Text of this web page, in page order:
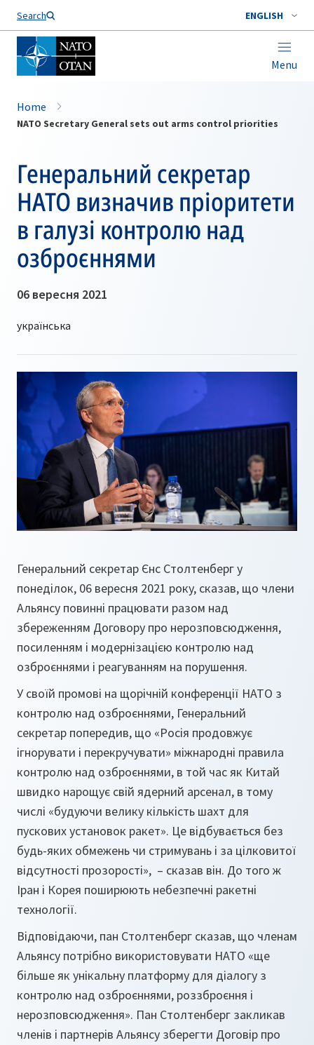
Search ENGLISH
Menu
Home
NATO Secretary General sets out arms control priorities
Генеральний секретар
НАТО визначив пріоритети
в галузі контролю над
озброєннями
06 вересня 2021
Генеральний секретар Єнс Столтенберг у
понеділок, 06 вересня 2021 року, сказав, що члени
Альянсу повинні працювати разом над
збереженням Договору про нерозповсюдження,
посиленням і модернізацією контролю над
озброєннями і реагуванням на порушення.
У своїй промові на щорічній конференції НАТО з
контролю над озброєннями, Генеральний
секретар попередив, що «Росія продовжує
ігнорувати і перекручувати» міжнародні правила
контролю над озброєннями, в той час як Китай
швидко нарощує свій ядерний арсенал, в тому
числі «будуючи велику кількість шахт для
пускових установок ракет». Це відбувається без
будь-яких обмежень чи стримувань і за цілковитої
відсутності прозорості», – сказав він. До того ж
Іран і Корея поширюють небезпечні ракетні
технології.
Відповідаючи, пан Столтенберг сказав, що членам
Альянсу потрібно використовувати НАТО «ще
більше як унікальну платформу для діалогу з
контролю над озброєннями, роззброєння і
нерозповсюдження». Пан Столтенберг закликав
членів і партнерів Альянсу зберегти Договір про